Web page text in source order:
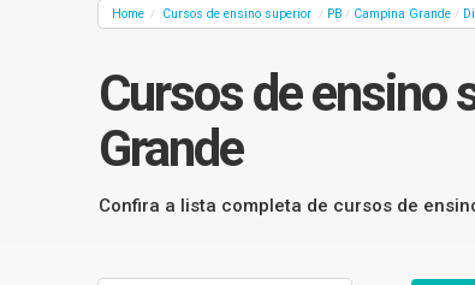
Home / Cursos de ensino superior / PB / Campina Grande /
Cursos de ensino
Grande
Confira a lista completa de cursos de